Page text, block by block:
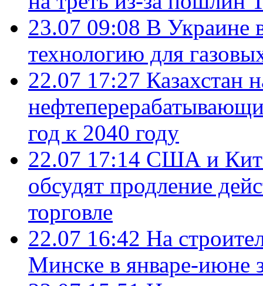
23.07 09:08 В Украине
технологию для
22.07 17:27 Казахстан
год к 2040 году
22.07 17:14 США и
обсудят продление
торговле
22.07 16:42 На
Минске в январе-июне